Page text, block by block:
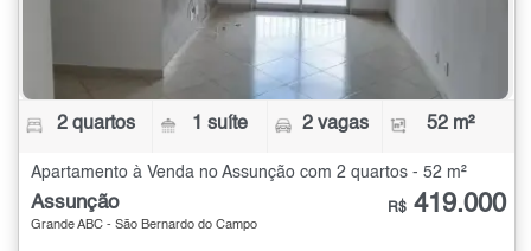
2 quartos 1 suíte 2 vagas 52 m²
Apartamento à Venda no Assunção com 2 quartos - 52 m²
Assunção
Grande ABC - São Bernardo do Campo
R$ 419.000